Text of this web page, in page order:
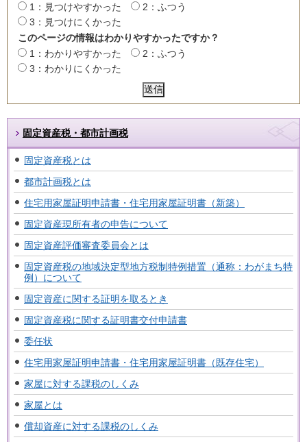
1：見つけやすかった
2：ふつう
3：見つけにくかった
このページの情報はわかりやすかったですか？
1：わかりやすかった
2：ふつう
3：わかりにくかった
固定資産税・都市計画税
固定資産税とは
都市計画税とは
住宅用家屋証明申請書・住宅用家屋証明書（新築）
固定資産現所有者の申告について
固定資産評価審査委員会とは
固定資産税の地域決定型地方税制特例措置（通称：わがまち特
例）について
固定資産に関する証明を取るとき
固定資産税に関する証明書交付申請書
委任状
住宅用家屋証明申請書・住宅用家屋証明書（既存住宅）
家屋に対する課税のしくみ
家屋とは
償却資産に対する課税のしくみ